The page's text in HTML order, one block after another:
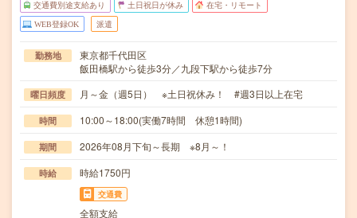
交通費別途支給あり 土日祝日が休み 在宅・リモート
WEB登録OK 派遣
勤務地
東京都千代田区
飯田橋駅から徒歩3分／九段下駅から徒歩7分
曜日頻度 月～金（週5日） ※土日祝休み！ #週3日以上在宅
時間 10:00～18:00(実働7時間 休憩1時間)
期間 2026年08月下旬～長期 ※8月～！
時給 時給1750円
交通費
全額支給